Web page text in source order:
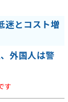
迷とコスト増
外国人は警
す